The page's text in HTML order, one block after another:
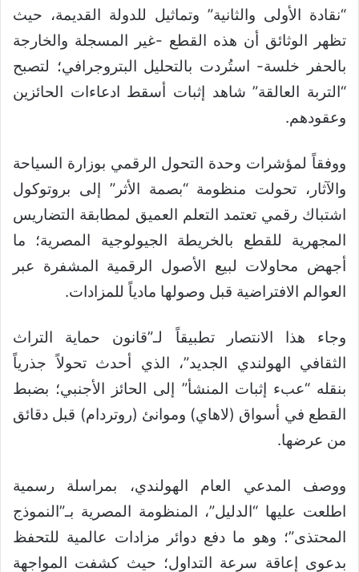
“نقادة الأولى والثانية” وتماثيل للدولة القديمة، حيث
تظهر الوثائق أن هذه القطع -غير المسجلة والخارجة
بالحفر خلسة- استُردت بالتحليل البتروجرافي؛ لتصبح
“التربة العالقة” شاهد إثبات أسقط ادعاءات الحائزين
وعقودهم.
ووفقاً لمؤشرات وحدة التحول الرقمي بوزارة السياحة
والآثار، تحولت منظومة “بصمة الأثر” إلى بروتوكول
اشتباك رقمي تعتمد التعلم العميق لمطابقة التضاريس
المجهرية للقطع بالخريطة الجيولوجية المصرية؛ ما
أجهض محاولات لبيع الأصول الرقمية المشفرة عبر
العوالم الافتراضية قبل وصولها مادياً للمزادات.
وجاء هذا الانتصار تطبيقاً لـ”قانون حماية التراث
الثقافي الهولندي الجديد”، الذي أحدث تحولاً جذرياً
بنقله “عبء إثبات المنشأ” إلى الحائز الأجنبي؛ بضبط
القطع في أسواق (لاهاي) وموانئ (روتردام) قبل دقائق
من عرضها.
ووصف المدعي العام الهولندي، بمراسلة رسمية
اطلعت عليها “الدليل”، المنظومة المصرية بـ”النموذج
المحتذى”؛ وهو ما دفع دوائر مزادات عالمية للتحفظ
بدعوى إعاقة سرعة التداول؛ حيث كشفت المواجهة